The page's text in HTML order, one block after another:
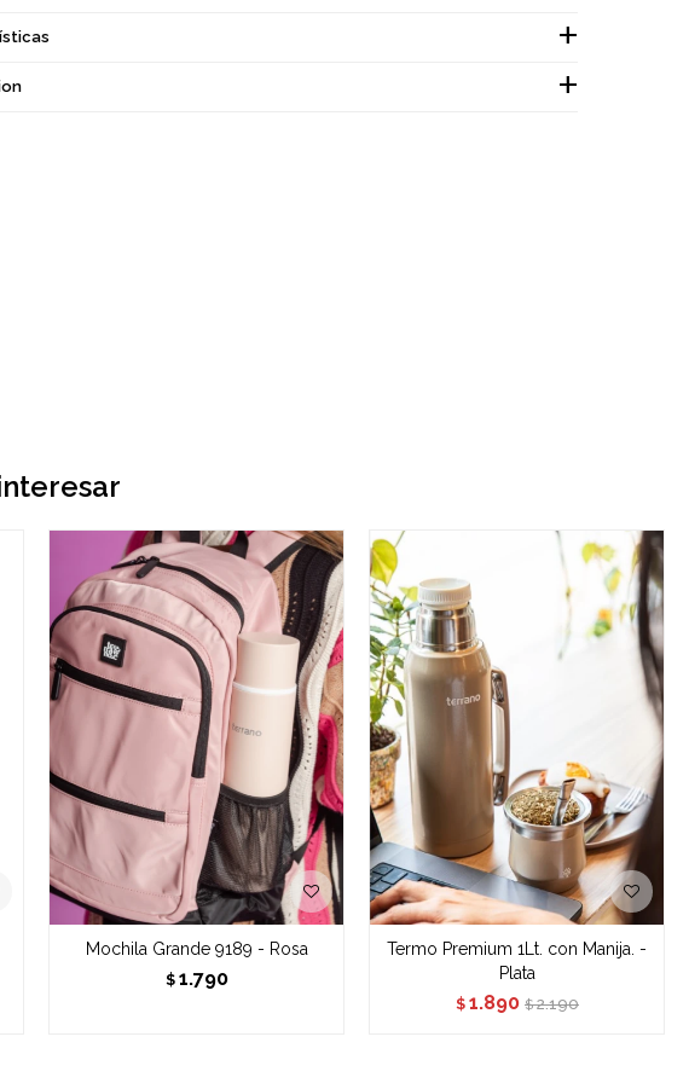
Mochila Grande 9189 - Rosa
$ 1.790
Termo Premium 1Lt. con Manija. -
Plata
$ 1.890 $ 2.190